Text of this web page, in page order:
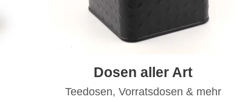
Dosen aller Art
Teedosen, Vorratsdosen & mehr